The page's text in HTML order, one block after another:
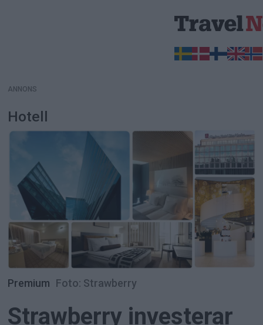
ANNONS
Hotell
Premium Foto: Strawberry
Strawberry investerar